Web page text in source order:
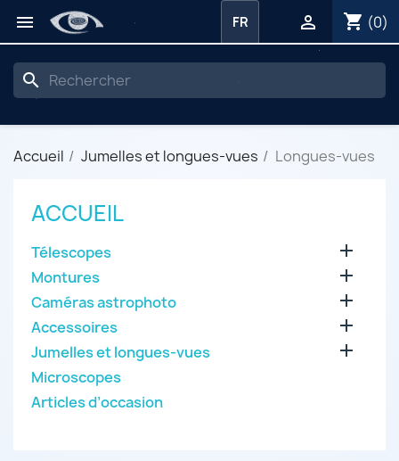
 shopping_cart (0)

FR
search
Accueil Jumelles et longues-vues Longues-vues
ACCUEIL
Télescopes 
Montures 
Caméras astrophoto 
Accessoires 
Jumelles et longues-vues 
Microscopes
Articles d’occasion